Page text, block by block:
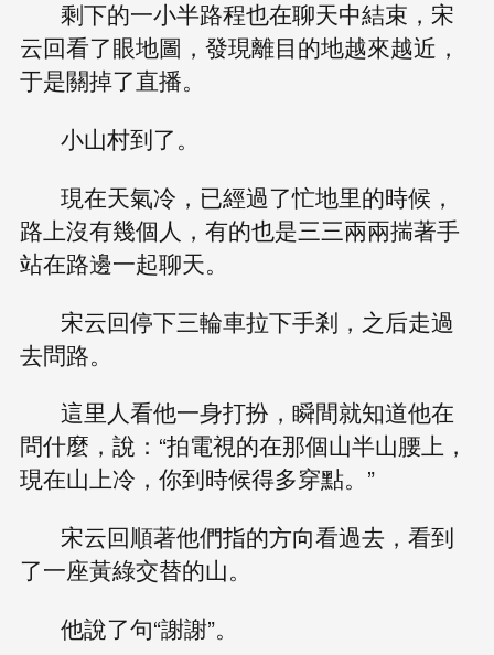
剩下的一小半路程也在聊天中結束，宋
云回看了眼地圖，發現離目的地越來越近，
于是關掉了直播。
小山村到了。
現在天氣冷，已經過了忙地里的時候，
路上沒有幾個人，有的也是三三兩兩揣著手
站在路邊一起聊天。
宋云回停下三輪車拉下手剎，之后走過
去問路。
這里人看他一身打扮，瞬間就知道他在
問什麼，說：“拍電視的在那個山半山腰上，
現在山上冷，你到時候得多穿點。”
宋云回順著他們指的方向看過去，看到
了一座黃綠交替的山。
他說了句“謝謝”。